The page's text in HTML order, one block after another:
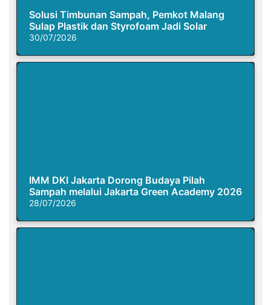
Solusi Timbunan Sampah, Pemkot Malang
Sulap Plastik dan Styrofoam Jadi Solar
30/07/2026
IMM DKI Jakarta Dorong Budaya Pilah
Sampah melalui Jakarta Green Academy 2026
28/07/2026